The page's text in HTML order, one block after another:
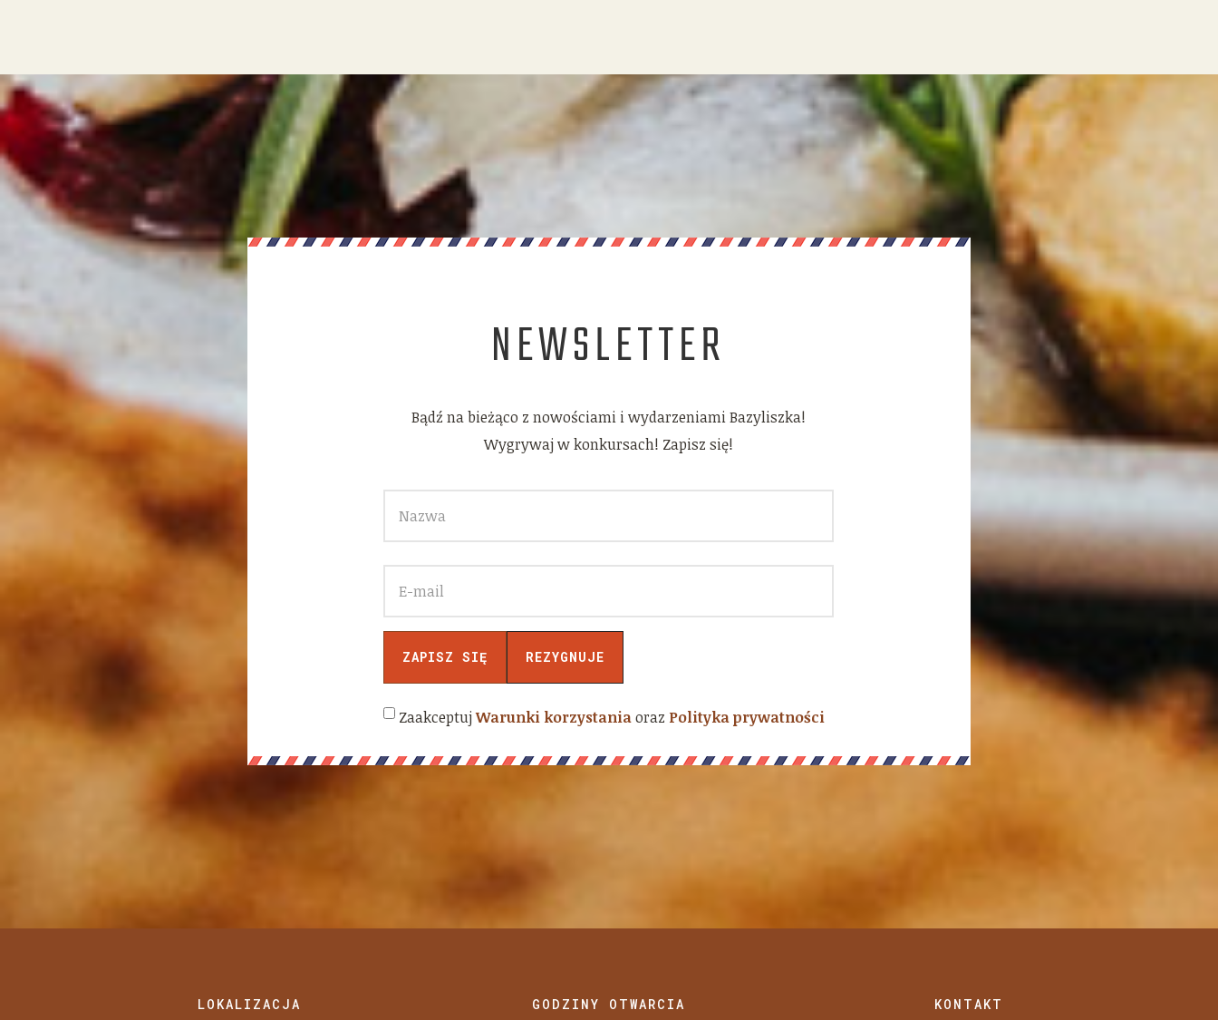
NEWSLETTER
Bądź na bieżąco z nowościami i wydarzeniami Bazyliszka!
Wygrywaj w konkursach! Zapisz się!
Zaakceptuj Warunki korzystaniaoraz Polityka prywatności
LOKALIZACJA GODZINY OTWARCIA KONTAKT